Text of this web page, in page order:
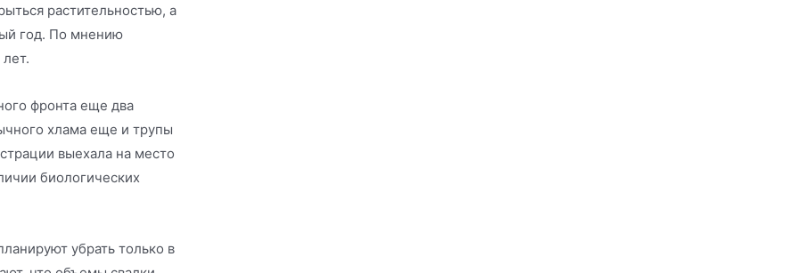
растительностью, а
год. По мнению
фронта еще два
хлама еще и трупы
выехала на место
биологических
убрать только в